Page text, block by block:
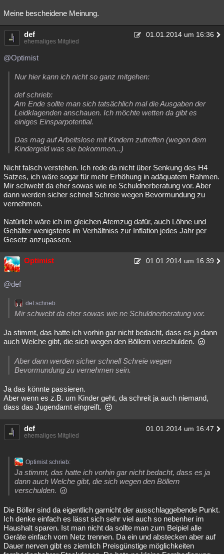
Meine bescheidene Meinung.
def 01.01.2014 um 16:36
ehemaliges Mitglied
@Optimist
Nur hier kann ich nicht so ganz mitgehen:
def schrieb:
Am Ende sollte man sich tatsächlich mal die Ausgaben der
Leidklagenden anschauen. Ich möchte wetten da gibt es
einiges Einsparpotential.
Das mag auf Arbeitslose mit Kindern zutreffen (wegen dem
Kindergeld was sie bekommen...)
Nicht falsch verstehen. Ich rede da nicht über Senkung des H4
Satzes, ich wäre sogar für mehr Erhöhung in adäquatem Rahmen.
Mir schwebt da eher sowas wie ne Schuldnerberatung vor. Aber
dann werden sicher schnell Schreie wegen Bevormundung zu
vernehmen.
Natürlich wäre ich im gleichen Atemzug dafür, auch Löhne und
Gehälter wenigstens im Verhältniss zur Inflation jedes Jahr per
Gesetz anzupassen.
Optimist 01.01.2014 um 16:39
@def
def schrieb:
Mir schwebt da eher sowas wie ne Schuldnerberatung vor.
Ja stimmt, das hatte ich vorhin gar nicht bedacht, dass es ja dann
auch Welche gibt, die sich wegen den Böllern verschulden.
Aber dann werden sicher schnell Schreie wegen
Bevormundung zu vernehmen sein.
Ja das könnte passieren.
Aber wenn es z.B. um Kinder geht, da schreit ja auch niemand,
dass das Jugendamt eingreift.
def 01.01.2014 um 16:47
ehemaliges Mitglied
Optimist schrieb:
Ja stimmt, das hatte ich vorhin gar nicht bedacht, dass es ja
dann auch Welche gibt, die sich wegen den Böllern
verschulden.
Die Böller sind da eigentlich garnicht der ausschlaggebende Punkt.
Ich denke einfach es lässt sich sehr viel auch so nebenher im
Haushalt sparen. Ist man nicht da sollte man zum Beipiel alle
Geräte einfach vom Netz trennen. Da ein und abstecken aber auf
Dauer nerven gibt es ziemlich Preisgünstige möglichkeiten